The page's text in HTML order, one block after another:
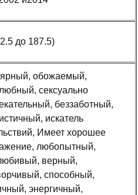
до 187.5)
обожаемый,
сексуально
беззаботный,
искатель
Имеет хорошее
любопытный,
верный,
способный,
энергичный,